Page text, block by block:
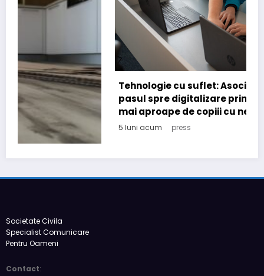
Tehnologie cu suflet: Asociatia CONIL a facut
pasul spre digitalizare prin PNRR pentru a fi
mai aproape de copiii cu nevoi speciale
5 luni acum
Societate Civila
Specialist Comunicare
Pentru Oameni
Contact: